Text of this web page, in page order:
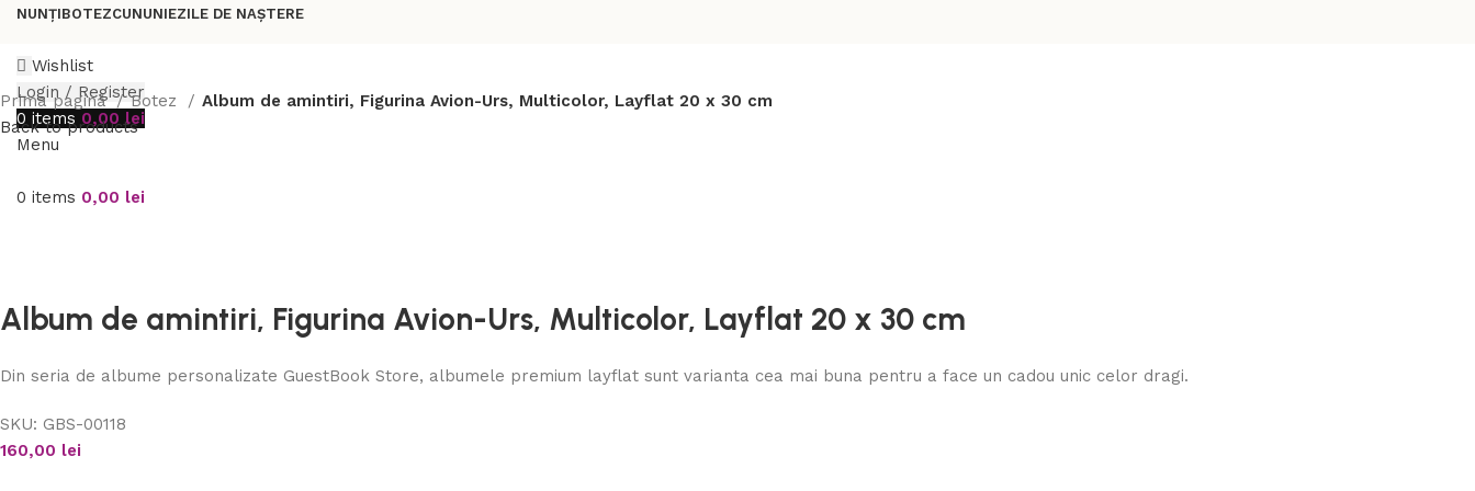
NUNȚIBOTEZCUNUNIEZILE DE NAȘTERE
Wishlist
Login / Register
0 items 0,00 lei
Menu
0 items 0,00 lei
Prima pagină Botez
Album de amintiri, Figurina Avion-Urs, Multicolor, Layflat 20 x 30 cm
Back to products
Album de amintiri, Figurina Avion-Urs, Multicolor, Layflat 20 x 30 cm
Din seria de albume personalizate GuestBook Store, albumele premium layflat sunt varianta cea mai buna pentru a face un cadou unic celor dragi.
SKU: GBS-00118
160,00 lei